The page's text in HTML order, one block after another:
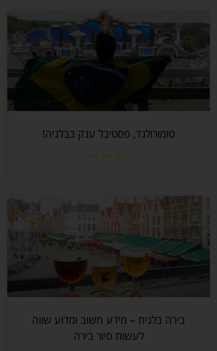
טומורולנד, פסטיבל ענק בבלגיה!
קרא עוד >>
בירה בלגית – מידע חשוב ומדוע שווה
לעשות סיור בירה